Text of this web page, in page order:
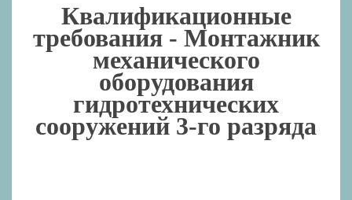
Квалификационные
требования - Монтажник
механического
оборудования
гидротехнических
сооружений 3-го разряда